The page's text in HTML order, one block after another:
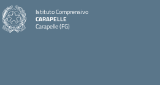
Istituto Comprensivo
CARAPELLE
Carapelle (FG)
— Visita la pagina iniziale della scuola